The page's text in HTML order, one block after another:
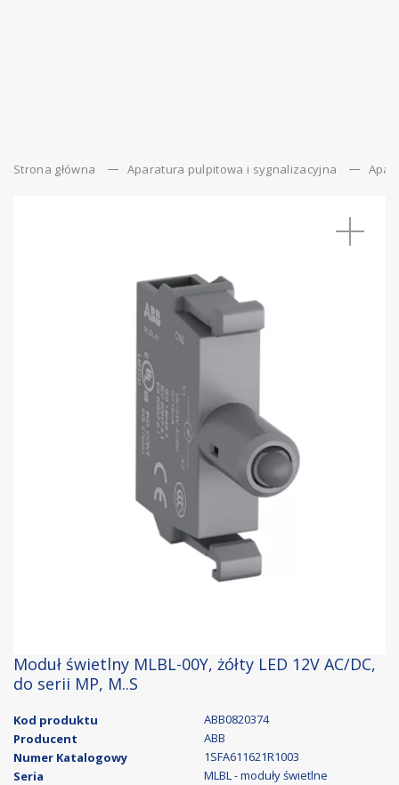
Strona główna Aparatura pulpitowa i sygnalizacyjna
Moduł świetlny MLBL-00Y, żółty LED 12V AC/DC,
do serii MP, M..S
Kod produktu
ABB0820374
Producent
ABB
Numer Katalogowy
1SFA611621R1003
Seria
MLBL - moduły świetlne